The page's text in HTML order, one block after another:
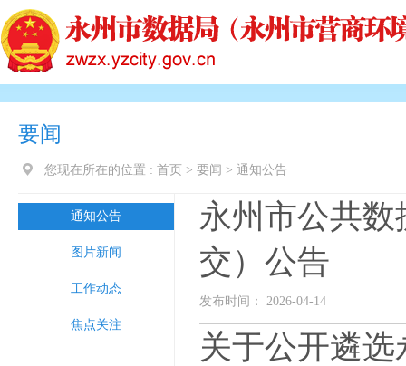
要闻
您现在所在的位置 : 首页 > 要闻 > 通知公告
通知公告
图片新闻
工作动态
焦点关注
永州市公共
交）公告
发布时间： 2026-04-14
关于公开遴